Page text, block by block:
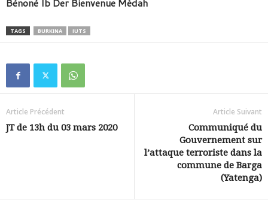
TAGS BURKINA IUTS
Article Précédent
JT de 13h du 03 mars 2020
Article Suivant
Communiqué du
Gouvernement sur
l’attaque terroriste dans la
commune de Barga
(Yatenga)